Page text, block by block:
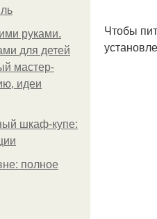
руками.
для детей
мастер-
идеи
шкаф-купе:
полное
Чтобы